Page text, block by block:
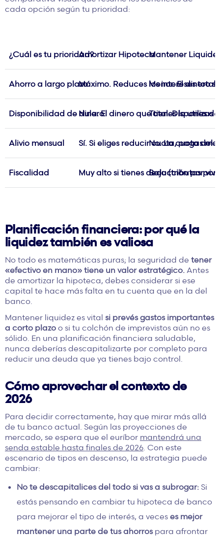
cada opción según tu prioridad:
¿Cuál es tu prioridad?Amortizar HipotecaMantener
Ahorro a largo plazoMáximo. Reduces los intereses
Menor. El dinero
Disponibilidad de dineroNula. El dinero que tienes lo utilizas
Total. Dispones
Alivio mensual Sí. Si eliges reducir cuota, pagas
No. La cuota del
Fiscalidad Muy alto si tienes deducción por
Bajo (tributas por
Planificación financiera: por qué la
liquidez también es valiosa
No todo es matemáticas puras; la seguridad de tener
«efectivo en mano» tiene un valor estratégico. Antes
de amortizar la hipoteca, debes considerar si ese
capital te hace más falta en tu cuenta que en la del
banco.
Mantener liquidez es vital si prevés gastos importantes
a corto plazo o si tu colchón de imprevistos aún no es
sólido. En una planificación financiera saludable,
nunca deberías descapitalizarte por completo para
reducir una deuda que ya tienes bajo control.
Cómo aprovechar el contexto de
2026
Para decidir correctamente, hay que mirar más allá
de tu banco actual. Según las proyecciones de
mercado, se espera que el euríbor mantendrá una
senda estable hasta finales de 2026 . Con este
escenario de tipos en descenso, la estrategia puede
cambiar:
No te descapitalices del todo si vas a subrogar: Si
estás pensando en cambiar tu hipoteca de banco
para mejorar el tipo de interés, a veces es mejor
mantener una parte de tus ahorros para afrontar